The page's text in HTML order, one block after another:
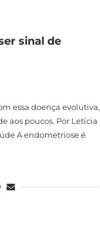
sinal de
essa doença evolutiva,
aos poucos. Por Letícia
A endometriose é